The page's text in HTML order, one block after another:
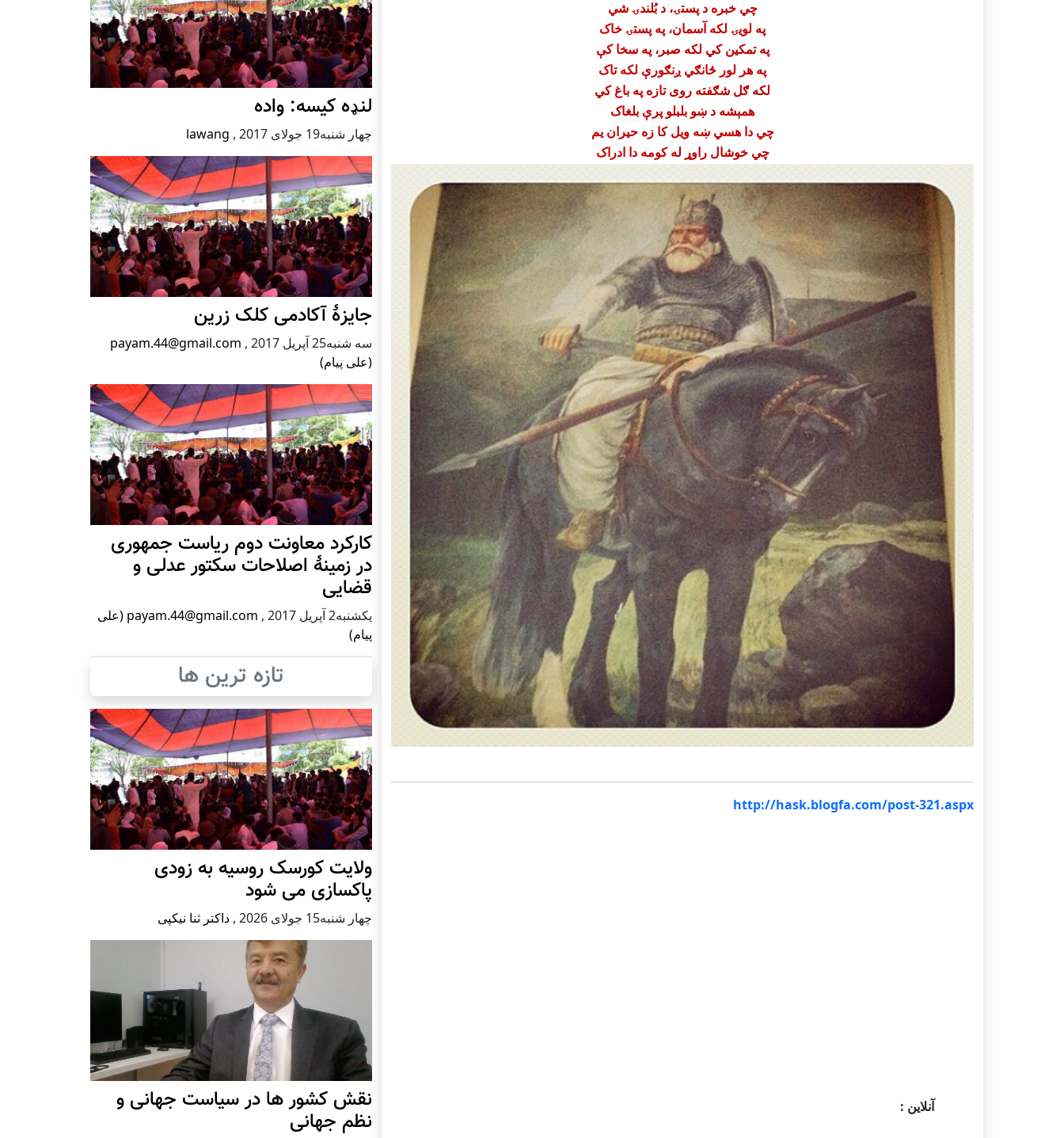
چي خبره د پستۍ، د بُلندۍ شي
په لويۍ لکه آسمان، په پستۍ خاک
په تمکين کي لکه صبر، په سخا کې
په هر لور څانګي ږنګورې لکه تاک
لکه ګل شګفته روی تازه په باغ کي
همېشه د ښو بلبلو پرې بلغاک
چي دا هسي ښه ويل کا زه حيران يم
چي خوشال راوړ له کومه دا ادراک
آنلاین :
http://hask.blogfa.com/post-321.aspx
لنډه کیسه: واده
چهار شنبه19 جولای 2017 ,
lawang
جایزۀ آکادمی کلک زرین
سه شنبه25 آپریل 2017 ,
payam.44@gmail.com
(علی پیام)
کارکرد معاونت دوم ریاست جمهوری
در زمینۀ اصلاحات سکتور عدلی و
قضایی
يكشنبه2 آپریل 2017 ,
payam.44@gmail.com (علی
پیام)
تازه ترین ها
ولایت کورسک روسیه به زودی
پاکسازی می شود
چهار شنبه15 جولای 2026 , داکتر ثنا نیکپی
نقش کشور ها در سیاست جهانی و
نظم جهانی